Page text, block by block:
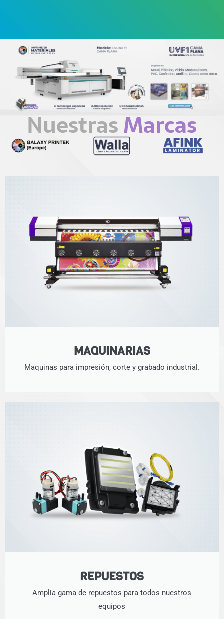
NuestrasMarcas
MAQUINARIAS
Maquinas para impresión, corte y grabado industrial.
REPUESTOS
Amplia gama de repuestos para todos nuestros
equipos